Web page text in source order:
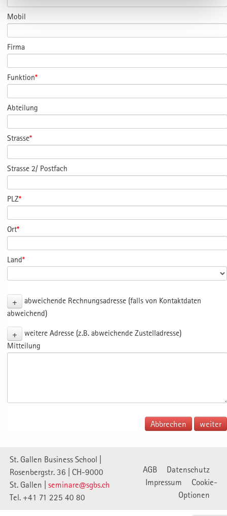
Mobil
Firma
Funktion*
Abteilung
Strasse*
Strasse 2/ Postfach
PLZ*
Ort*
Land*
+
abweichende Rechnungsadresse (falls von Kontaktdaten
abweichend)
+
weitere Adresse (z.B. abweichende Zustelladresse)
Mitteilung
Abbrechen
St. Gallen Business School |
Rosenbergstr. 36 | CH-9000
St. Gallen | seminare@sgbs.ch
Tel. +41 71 225 40 80
AGB
Datenschutz
Impressum
Cookie-
Optionen